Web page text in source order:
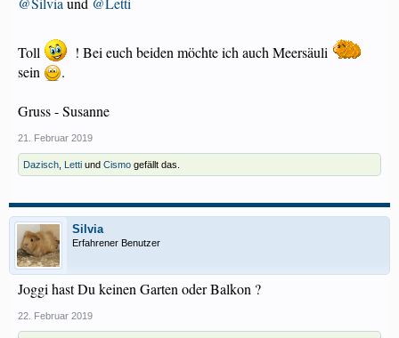
Toll
! Bei euch beiden möchte ich auch Meersäuli
sein
.
Gruss - Susanne
21. Februar 2019
Dazisch Letti und Cismo gefällt das.
Silvia
Erfahrener Benutzer
Joggi hast Du keinen Garten oder Balkon ?
22. Februar 2019